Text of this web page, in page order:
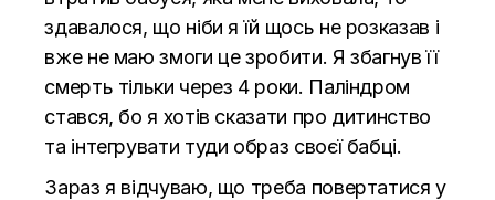
здавалося, що ніби я їй щось не розказав і
вже не маю змоги це зробити. Я збагнув її
смерть тільки через 4 роки. Паліндром
стався, бо я хотів сказати про дитинство
та інтегрувати туди образ своєї бабці.
Зараз я відчуваю, що треба повертатися у